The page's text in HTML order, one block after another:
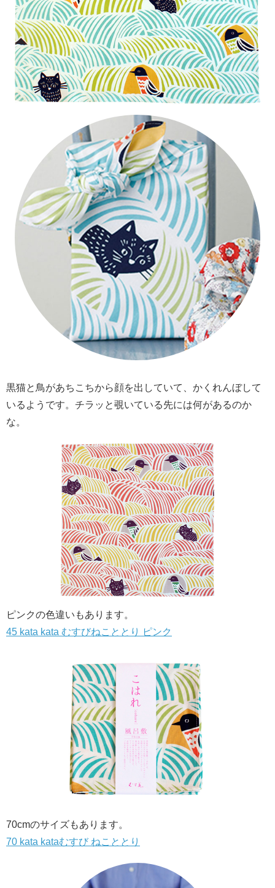
黒猫と鳥があちこちから顔を出していて、かくれんぼして
いるようです。チラッと覗いている先には何があるのか
な。
ピンクの色違いもあります。
45 kata kata むすびねこととり ピンク
70cmのサイズもあります。
70 kata kataむすび ねこととり